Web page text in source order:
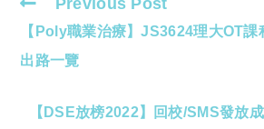
Read
more
articles
【Poly職業治療】JS3624理大OT課
出路一覽
【DSE放榜2022】回校/SMS發放